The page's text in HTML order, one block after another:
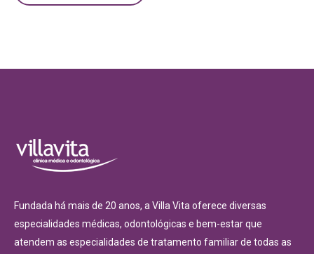
Fundada há mais de 20 anos, a Villa Vita oferece diversas
especialidades médicas, odontológicas e bem-estar que
atendem as especialidades de tratamento familiar de todas as